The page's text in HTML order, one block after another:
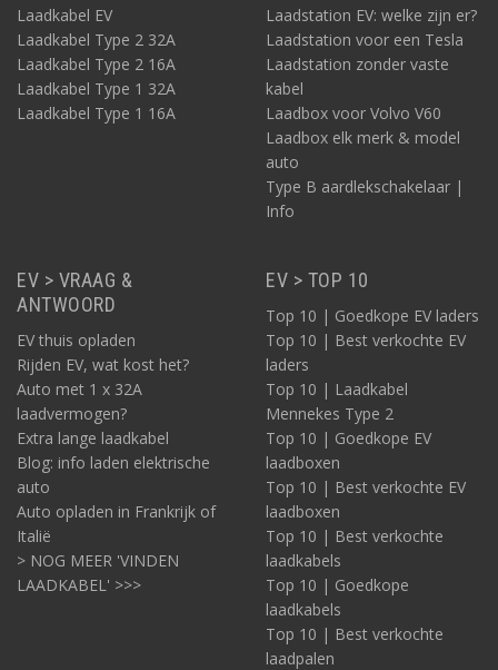
Laadkabel EV
Laadkabel Type 2 32A
Laadkabel Type 2 16A
Laadkabel Type 1 32A
Laadkabel Type 1 16A
Laadstation EV: welke zijn er?
Laadstation voor een Tesla
Laadstation zonder vaste
kabel
Laadbox voor Volvo V60
Laadbox elk merk & model
auto
Type B aardlekschakelaar |
Info
EV > VRAAG &
ANTWOORD
EV thuis opladen
Rijden EV, wat kost het?
Auto met 1 x 32A
laadvermogen?
Extra lange laadkabel
Blog: info laden elektrische
auto
Auto opladen in Frankrijk of
Italië
> NOG MEER 'VINDEN
LAADKABEL' >>>
EV > TOP 10
Top 10 | Goedkope EV laders
Top 10 | Best verkochte EV
laders
Top 10 | Laadkabel
Mennekes Type 2
Top 10 | Goedkope EV
laadboxen
Top 10 | Best verkochte EV
laadboxen
Top 10 | Best verkochte
laadkabels
Top 10 | Goedkope
laadkabels
Top 10 | Best verkochte
laadpalen